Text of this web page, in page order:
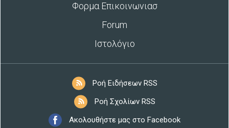
Φορμα Επικοινωνιασ
Forum
Ιστολόγιο
Ροή Ειδήσεων RSS
Ροή Σχολίων RSS
Ακολουθήστε μας στο Facebook